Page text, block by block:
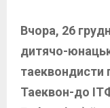
Вчора, 26
дитячо-
таеквондисти
Таеквон-до